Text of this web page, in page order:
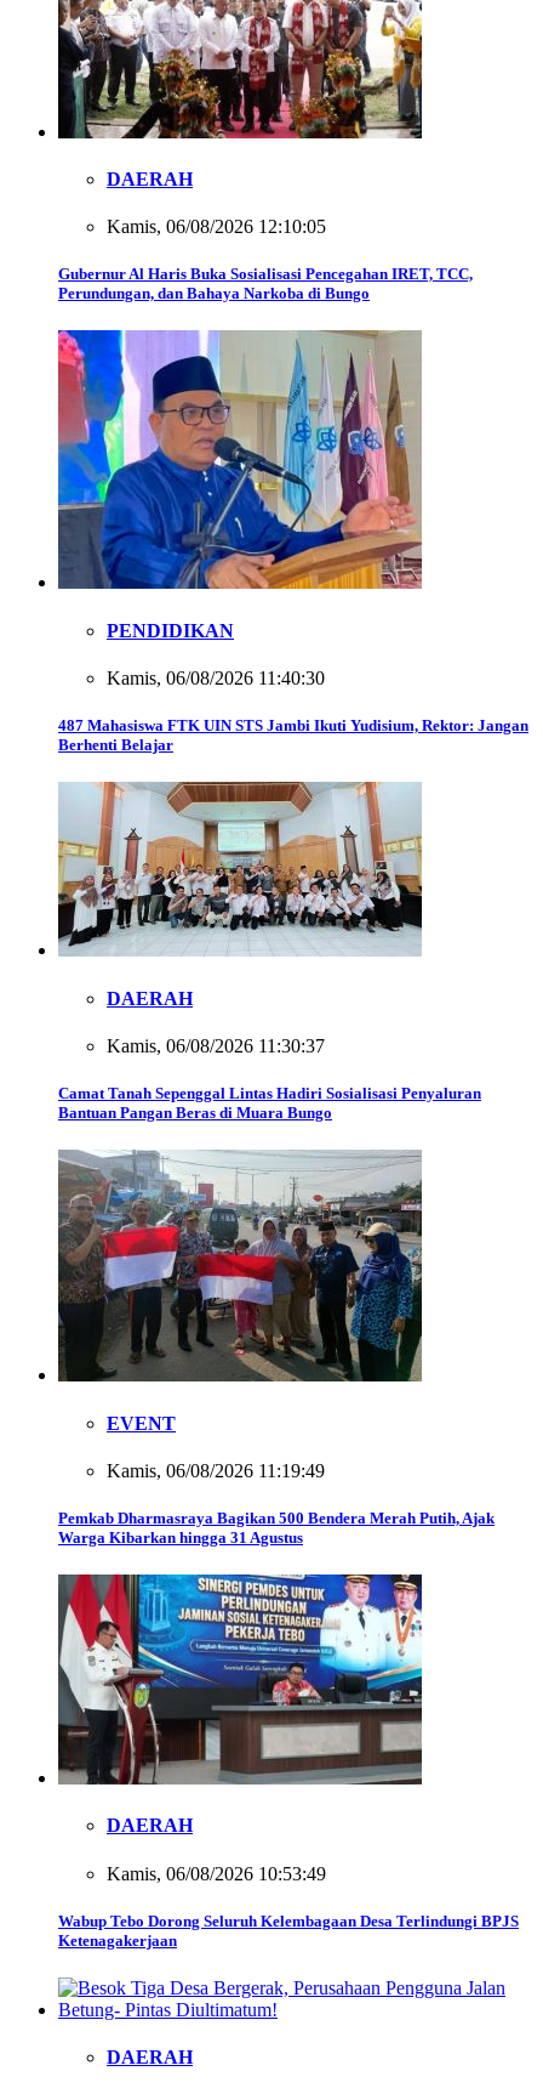
DAERAH
Kamis, 06/08/2026 12:10:05
Gubernur Al Haris Buka Sosialisasi Pencegahan IRET, TCC,
Perundungan, dan Bahaya Narkoba di Bungo
PENDIDIKAN
Kamis, 06/08/2026 11:40:30
487 Mahasiswa FTK UIN STS Jambi Ikuti Yudisium, Rektor: Jangan
Berhenti Belajar
DAERAH
Kamis, 06/08/2026 11:30:37
Camat Tanah Sepenggal Lintas Hadiri Sosialisasi Penyaluran
Bantuan Pangan Beras di Muara Bungo
EVENT
Kamis, 06/08/2026 11:19:49
Pemkab Dharmasraya Bagikan 500 Bendera Merah Putih, Ajak
Warga Kibarkan hingga 31 Agustus
DAERAH
Kamis, 06/08/2026 10:53:49
Wabup Tebo Dorong Seluruh Kelembagaan Desa Terlindungi BPJS
Ketenagakerjaan
DAERAH